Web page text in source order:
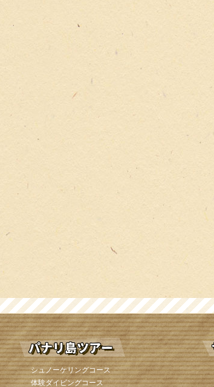
シュノーケリングコース
体験ダイビングコース